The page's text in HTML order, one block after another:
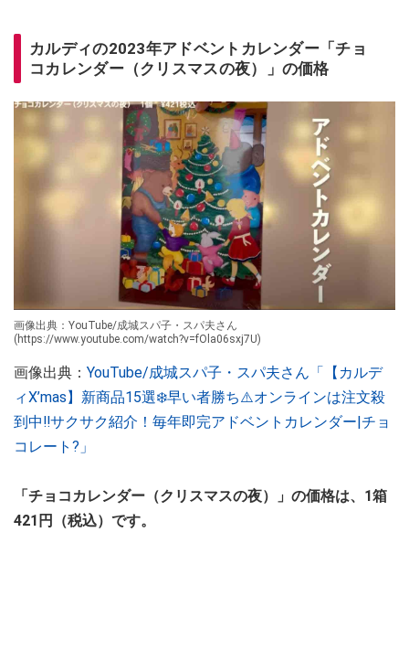
カルディの2023年アドベントカレンダー「チョ
コカレンダー（クリスマスの夜）」の価格
画像出典：YouTube/成城スパ子・スパ夫さん
(https://www.youtube.com/watch?v=fOla06sxj7U)
画像出典： YouTube/成城スパ子・スパ夫さん「【カルデ
ィX’mas】新商品15選❄️早い者勝ち⚠️オンラインは注文殺
到中‼︎サクサク紹介！毎年即完アドベントカレンダー|チョ
コレート?」
「チョコカレンダー（クリスマスの夜）」の価格は、1箱
421円（税込）です。